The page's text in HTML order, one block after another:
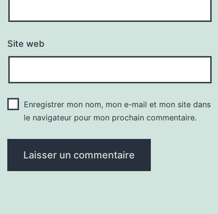
Site web
Enregistrer mon nom, mon e-mail et mon site dans
le navigateur pour mon prochain commentaire.